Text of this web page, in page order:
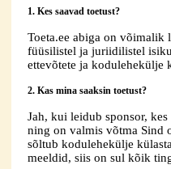
1. Kes saavad toetust?
Toeta.ee abiga on võimalik
füüsilistel ja juriidilistel
ettevõtete ja kodulehekülje
2. Kas mina saaksin toetust?
Jah, kui leidub sponsor,
ning on valmis võtma Sind
sõltub kodulehekülje
meeldid, siis on sul kõik